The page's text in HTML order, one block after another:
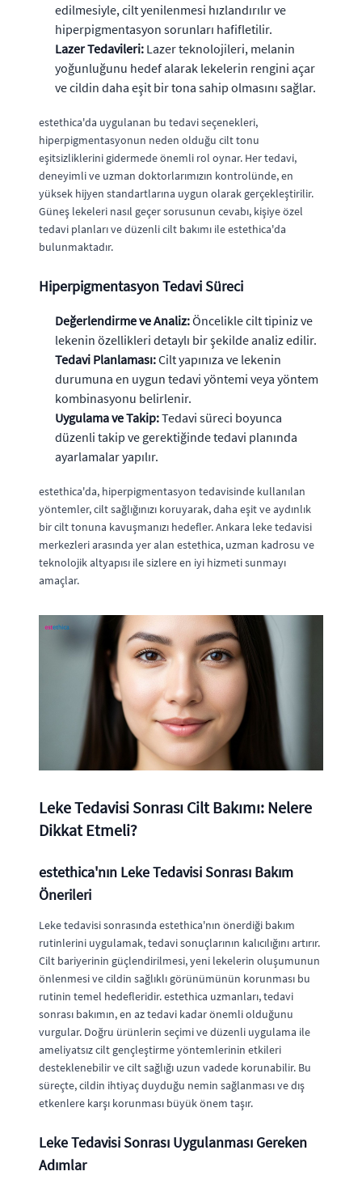
edilmesiyle, cilt yenilenmesi hızlandırılır ve
hiperpigmentasyon sorunları hafifletilir.
Lazer Tedavileri: Lazer teknolojileri, melanin
yoğunluğunu hedef alarak lekelerin rengini açar
ve cildin daha eşit bir tona sahip olmasını sağlar.
estethica'da uygulanan bu tedavi seçenekleri,
hiperpigmentasyonun neden olduğu cilt tonu
eşitsizliklerini gidermede önemli rol oynar. Her tedavi,
deneyimli ve uzman doktorlarımızın kontrolünde, en
yüksek hijyen standartlarına uygun olarak gerçekleştirilir.
Güneş lekeleri nasıl geçer sorusunun cevabı, kişiye özel
tedavi planları ve düzenli cilt bakımı ile estethica'da
bulunmaktadır.
Hiperpigmentasyon Tedavi Süreci
Değerlendirme ve Analiz:Öncelikle cilt tipiniz ve
lekenin özellikleri detaylı bir şekilde analiz edilir.
Tedavi Planlaması:Cilt yapınıza ve lekenin
durumuna en uygun tedavi yöntemi veya yöntem
kombinasyonu belirlenir.
Uygulama ve Takip:Tedavi süreci boyunca
düzenli takip ve gerektiğinde tedavi planında
ayarlamalar yapılır.
estethica'da, hiperpigmentasyon tedavisinde kullanılan
yöntemler, cilt sağlığınızı koruyarak, daha eşit ve aydınlık
bir cilt tonuna kavuşmanızı hedefler. Ankara leke tedavisi
merkezleri arasında yer alan estethica, uzman kadrosu ve
teknolojik altyapısı ile sizlere en iyi hizmeti sunmayı
amaçlar.
Leke Tedavisi Sonrası Cilt Bakımı: Nelere
Dikkat Etmeli?
estethica'nın Leke Tedavisi Sonrası Bakım
Önerileri
Leke tedavisi sonrasında estethica'nın önerdiği bakım
rutinlerini uygulamak, tedavi sonuçlarının kalıcılığını artırır.
Cilt bariyerinin güçlendirilmesi, yeni lekelerin oluşumunun
önlenmesi ve cildin sağlıklı görünümünün korunması bu
rutinin temel hedefleridir. estethica uzmanları, tedavi
sonrası bakımın, en az tedavi kadar önemli olduğunu
vurgular. Doğru ürünlerin seçimi ve düzenli uygulama ile
ameliyatsız cilt gençleştirme yöntemlerinin etkileri
desteklenebilir ve cilt sağlığı uzun vadede korunabilir. Bu
süreçte, cildin ihtiyaç duyduğu nemin sağlanması ve dış
etkenlere karşı korunması büyük önem taşır.
Leke Tedavisi Sonrası Uygulanması Gereken
Adımlar